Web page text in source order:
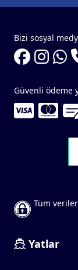
Bizi sosyal
Güvenli ödeme
Tüm
Yatlar